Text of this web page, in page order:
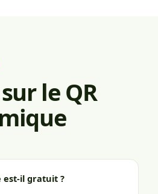
le QR
est-il gratuit ?